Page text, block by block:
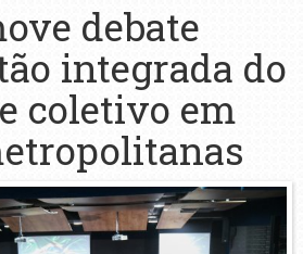
debate
integrada do
coletivo em